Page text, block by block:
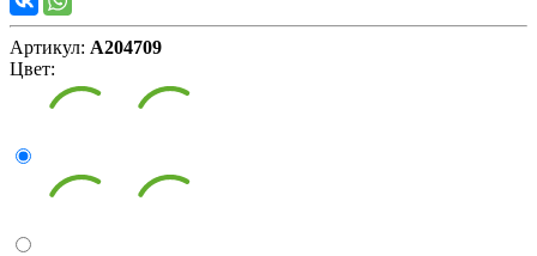
Артикул: А204709
Цвет: